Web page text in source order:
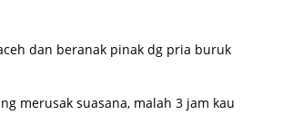
dan beranak pinak dg pria buruk
merusak suasana, malah 3 jam kau